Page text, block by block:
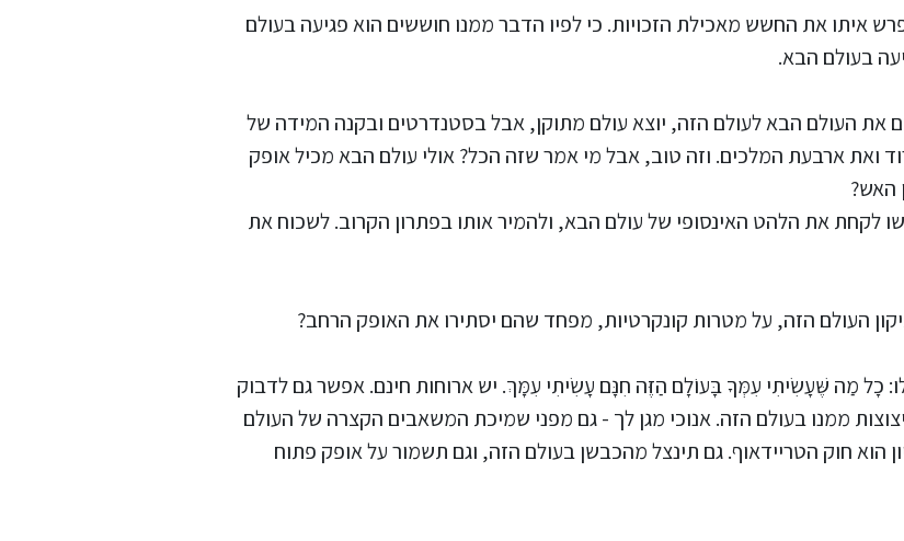
איתו את החשש מאכילת הזכויות. כי לפיו הדבר ממנו חוששים הוא פגיעה בעולם
בעולם הבא.
את העולם הבא לעולם הזה, יוצא עולם מתוקן, אבל בסטנדרטים ובקנה המידה של
ואת ארבעת המלכים. וזה טוב, אבל מי אמר שזה הכל? אולי עולם הבא מכיל אופק
האש?
לקחת את הלהט האינסופי של עולם הבא, ולהמיר אותו בפתרון הקרוב. לשכוח את
העולם הזה, על מטרות קונקרטיות, מפחד שהם יסתירו את האופק הרחב?
כָל מַה שֶּׁעָשִׂיתִי עִמְּךָ בָּעוֹלָם הַזֶּה חִנָּם עָשִׂיתִי עִמָּךְ. יש ארוחות חינם. אפשר גם לדבוק
ממנו בעולם הזה. אנוכי מגן לך - גם מפני שמיכת המשאבים הקצרה של העולם
הוא חוק הטריידאוף. גם תינצל מהכבשן בעולם הזה, וגם תשמור על אופק פתוח